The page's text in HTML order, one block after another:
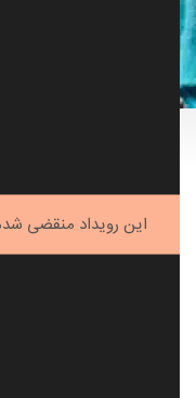
این رویداد منقضی